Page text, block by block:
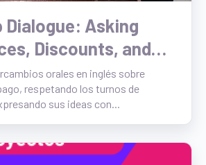
Dialogue: Asking
Discounts, and
orales en inglés sobre
respetando los turnos de
sus ideas con...